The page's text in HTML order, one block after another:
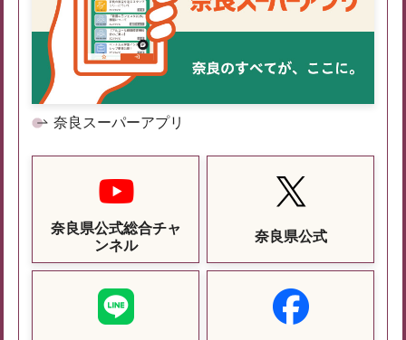
奈良スーパーアプリ
奈良県公式総合チャ
ンネル
奈良県公式